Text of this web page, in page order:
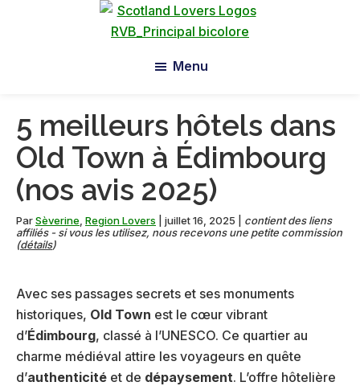
principale
Menu
5 meilleurs hôtels dans
Old Town à Édimbourg
(nos avis 2025)
ParSèverine Region Lovers juillet 16, 2025
contient des liens
affiliés - si vous les utilisez, nous recevons une petite commission
(détails)
Avec ses passages secrets et ses monuments
historiques, Old Town est le cœur vibrant
d’Édimbourg, classé à l’UNESCO. Ce quartier au
charme médiéval attire les voyageurs en quête
d’authenticité et de dépaysement. L’offre hôtelière